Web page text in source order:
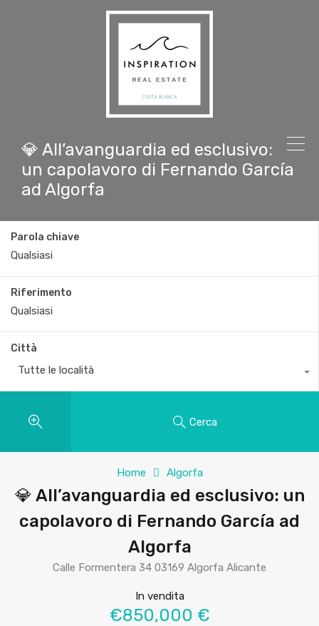
💎 All’avanguardia ed esclusivo:
un capolavoro di Fernando García
ad Algorfa
Parola chiave
Riferimento
Città
Tutte le località
Cerca
Home Algorfa
💎 All’avanguardia ed esclusivo: un
capolavoro di Fernando García ad
Algorfa
Calle Formentera 34 03169 Algorfa Alicante
In vendita
€850,000 €